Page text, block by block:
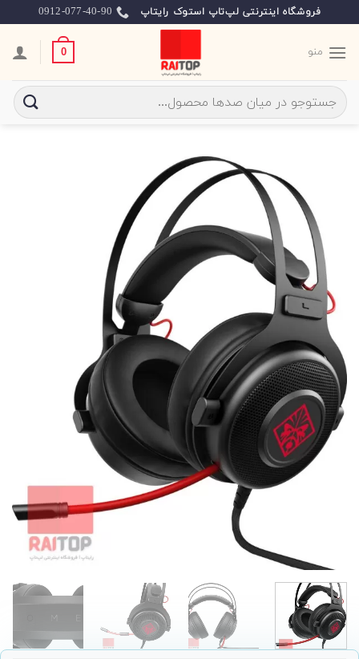
to
content
فروشگاه اینترنتی لپ‌تاپ استوک رایتاپ 0912-077-40-90
منو 0
جستجو
برای: